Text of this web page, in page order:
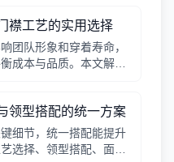
襟工艺的实用选择
团队形象和穿着寿命，
成本与品质。本文解析
领型搭配的统一方案
细节，统一搭配能提升
选择、领型搭配、面料